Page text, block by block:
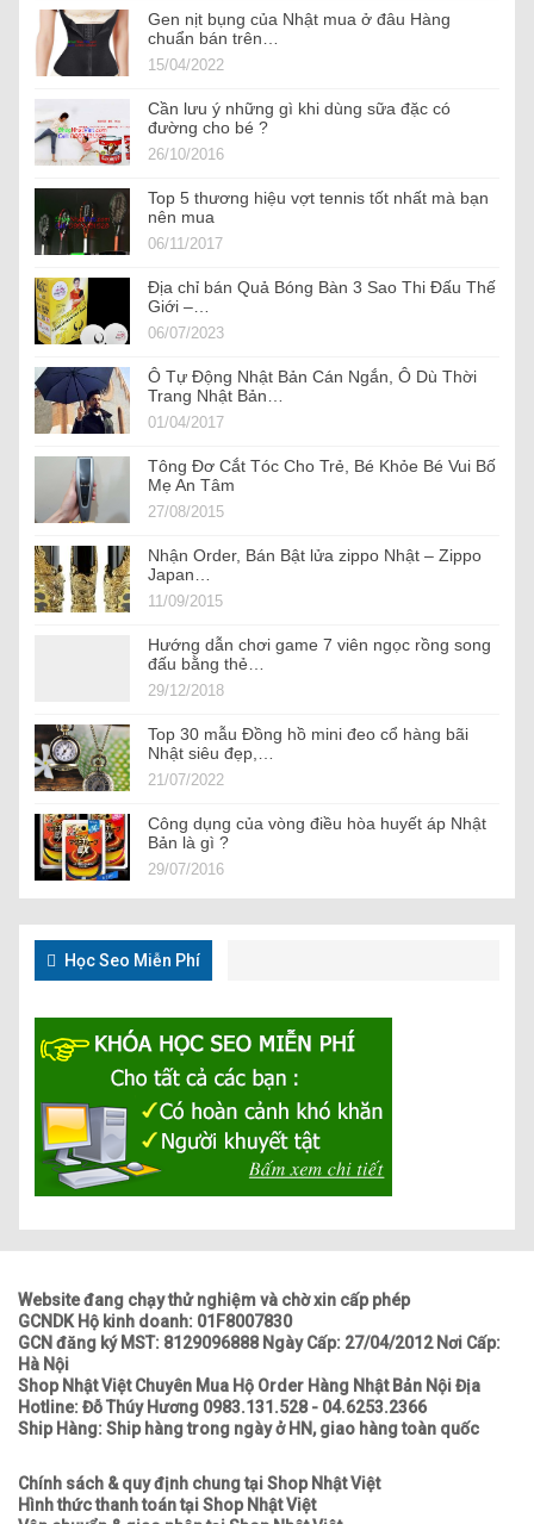
Gen nịt bụng của Nhật mua ở đâu Hàng
chuẩn bán trên…
15/04/2022
Cần lưu ý những gì khi dùng sữa đặc có
đường cho bé ?
26/10/2016
Top 5 thương hiệu vợt tennis tốt nhất mà bạn
nên mua
06/11/2017
Địa chỉ bán Quả Bóng Bàn 3 Sao Thi Đấu Thế
Giới –…
06/07/2023
Ô Tự Động Nhật Bản Cán Ngắn, Ô Dù Thời
Trang Nhật Bản…
01/04/2017
Tông Đơ Cắt Tóc Cho Trẻ, Bé Khỏe Bé Vui Bố
Mẹ An Tâm
27/08/2015
Nhận Order, Bán Bật lửa zippo Nhật – Zippo
Japan…
11/09/2015
Hướng dẫn chơi game 7 viên ngọc rồng song
đấu bằng thẻ…
29/12/2018
Top 30 mẫu Đồng hồ mini đeo cổ hàng bãi
Nhật siêu đẹp,…
21/07/2022
Công dụng của vòng điều hòa huyết áp Nhật
Bản là gì ?
29/07/2016
Học Seo Miễn Phí
Website đang chạy thử nghiệm và chờ xin cấp phép
GCNDK Hộ kinh doanh: 01F8007830
GCN đăng ký MST: 8129096888 Ngày Cấp: 27/04/2012 Nơi Cấp:
Hà Nội
Shop Nhật Việt Chuyên Mua Hộ Order Hàng Nhật Bản Nội Địa
Hotline: Đỗ Thúy Hương 0983.131.528 - 04.6253.2366
Ship Hàng: Ship hàng trong ngày ở HN, giao hàng toàn quốc
Chính sách & quy định chung tại Shop Nhật Việt
Hình thức thanh toán tại Shop Nhật Việt